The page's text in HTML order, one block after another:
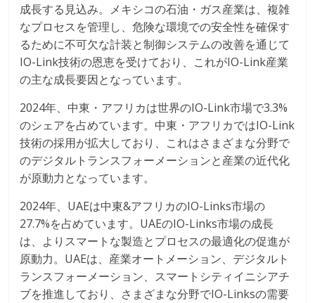
成長する見込み。メキシコの石油・ガス産業は、複雑
なプロセスを管理し、危険な環境での安全性を確保す
るために不可欠な計装と制御システムの改善を通じて
IO-Link技術の恩恵を受けており、これがIO-Link産業
の主な成長要因となっています。
2024年、中東・アフリカは世界のIO-Link市場で3.3%
のシェアを占めています。中東・アフリカではIO-Link
技術の採用が拡大しており、これはさまざまな分野で
のデジタルトランスフォーメーションと産業の近代化
が原動力となっています。
2024年、UAEは中東&アフリカのIO-Links市場の
27.7%を占めています。UAEのIO-Links市場の成長
は、よりスマートな製造とプロセスの最適化の促進が
原動力。UAEは、産業オートメーション、デジタルト
ランスフォーメーション、スマートシティイニシアチ
ブを推進しており、さまざまな分野でIO-Linksの需要